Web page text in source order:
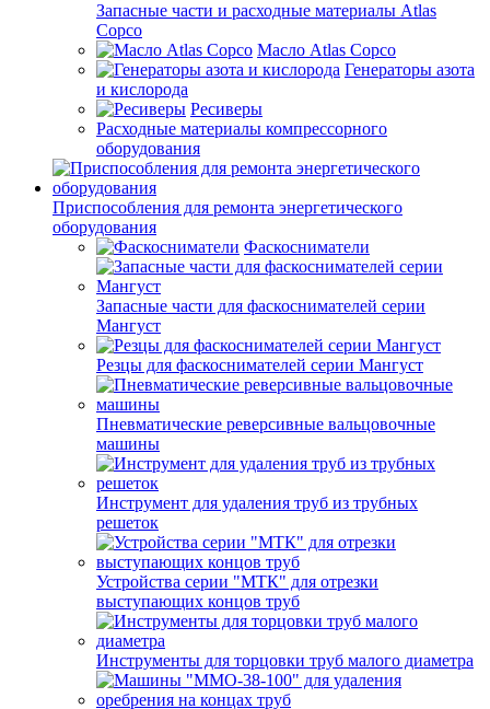
Запасные части и расходные материалы Atlas
Copco
Масло Atlas Copco
Генераторы азота
и кислорода
Ресиверы
Расходные материалы компрессорного
оборудования
Приспособления для ремонта энергетического
оборудования
Фаскосниматели
Запасные части для фаскоснимателей серии
Мангуст
Резцы для фаскоснимателей серии Мангуст
Пневматические реверсивные вальцовочные
машины
Инструмент для удаления труб из трубных
решеток
Устройства серии "МТК" для отрезки
выступающих концов труб
Инструменты для торцовки труб малого диаметра